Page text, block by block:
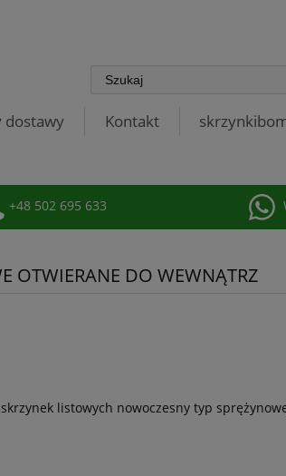
dostawy Kontakt
+48 502 695 633
OTWIERANE DO WEWNĄTRZ
listowych nowoczesny typ